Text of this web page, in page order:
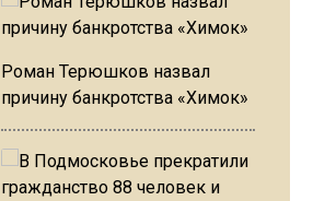
Роман Терюшков назвал
причину банкротства «Химок»